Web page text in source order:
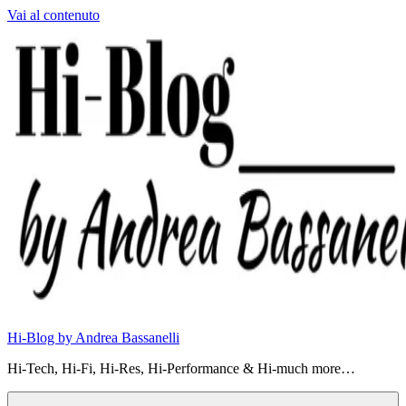
Vai al contenuto
Hi-Blog by Andrea Bassanelli
Hi-Tech, Hi-Fi, Hi-Res, Hi-Performance & Hi-much more…